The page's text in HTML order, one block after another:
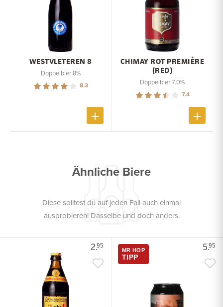
WESTVLETEREN 8
Doppelbier 8%
8.3
CHIMAY ROT PREMIÈRE
(RED)
Doppelbier 7.0%
7.4
Ähnliche Biere
Diese solltest du auf jeden Fall auch einmal
ausprobieren! Dasselbe und doch anders.
2.95 5.95
MR HOP
TIPP